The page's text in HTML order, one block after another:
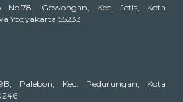
No.78, Gowongan, Kec. Jetis, Kota
Yogyakarta 55233
Palebon, Kec. Pedurungan, Kota